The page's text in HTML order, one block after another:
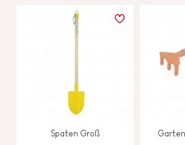
Spaten Groß